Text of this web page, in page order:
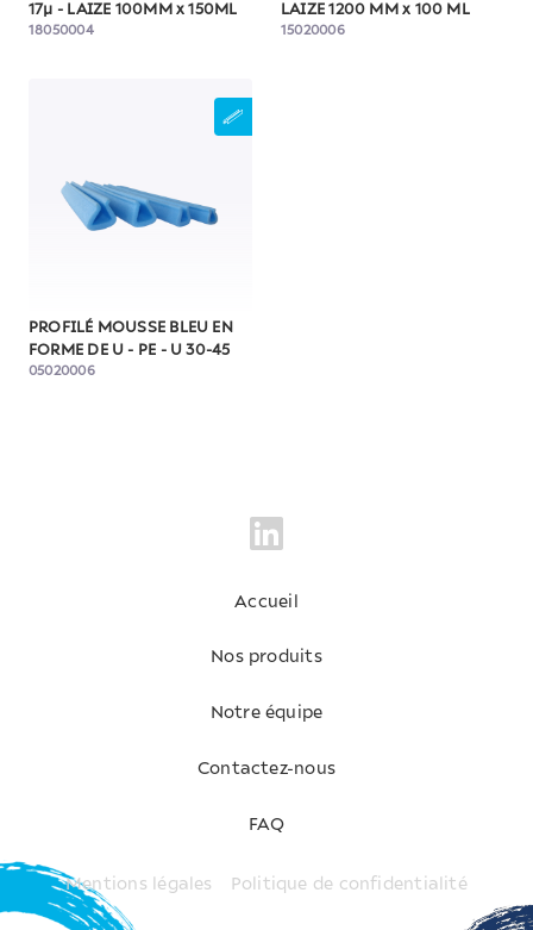
17µ - LAIZE 100MM x 150ML
18050004
LAIZE 1200 MM x 100 ML
15020006
PROFILÉ MOUSSE BLEU EN
FORME DE U - PE - U 30-45
05020006
Accueil
Nos produits
Notre équipe
Contactez-nous
FAQ
Mentions légales Politique de confidentialité